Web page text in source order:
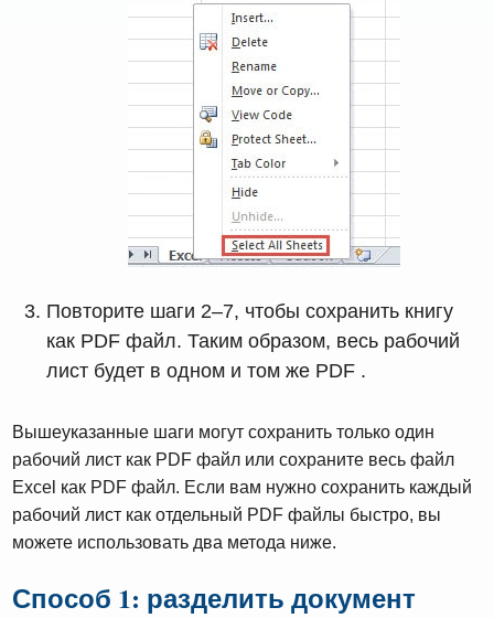
Повторите шаги 2–7, чтобы сохранить книгу
как PDF файл. Таким образом, весь рабочий
лист будет в одном и том же PDF .
Вышеуказанные шаги могут сохранить только один
рабочий лист как PDF файл или сохраните весь файл
Excel как PDF файл. Если вам нужно сохранить каждый
рабочий лист как отдельный PDF файлы быстро, вы
можете использовать два метода ниже.
Способ 1: разделить документ